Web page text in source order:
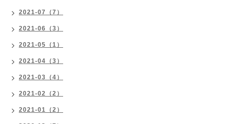
2021-07（7）
2021-06（3）
2021-05（1）
2021-04（3）
2021-03（4）
2021-02（2）
2021-01（2）